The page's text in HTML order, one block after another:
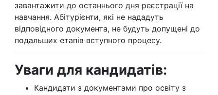
завантажити до останнього дня реєстрації на
навчання. Абітурієнти, які не нададуть
відповідного документа, не будуть допущені до
подальших етапів вступного процесу.
Уваги для кандидатів:
Кандидати з документами про освіту з